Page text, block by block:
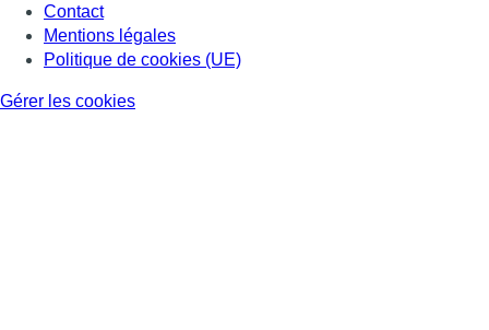
Contact
Mentions légales
Politique de cookies (UE)
Gérer les cookies